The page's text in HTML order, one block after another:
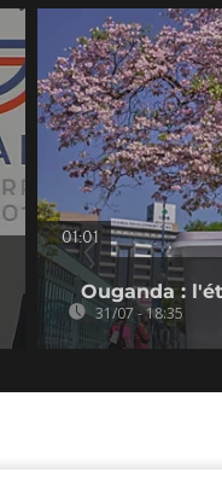
01:01
Ouganda :
31/07 - 18:35